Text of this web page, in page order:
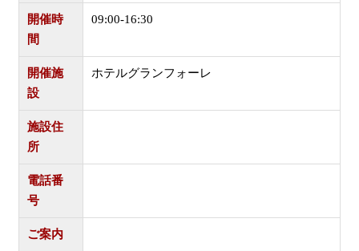
開催時
間
09:00-16:30
開催施
設
ホテルグランフォーレ
施設住
所
電話番
号
ご案内